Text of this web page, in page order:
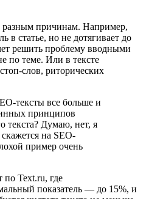
разным причинам. Например,
в статье, но не дотягивает до
решить проблему вводными
по теме. Или в тексте
слов, риторических
тексты все больше и
принципов
текста? Думаю, нет, я
на SEO-
пример очень
Text.ru, где
показатель ― до 15%, и